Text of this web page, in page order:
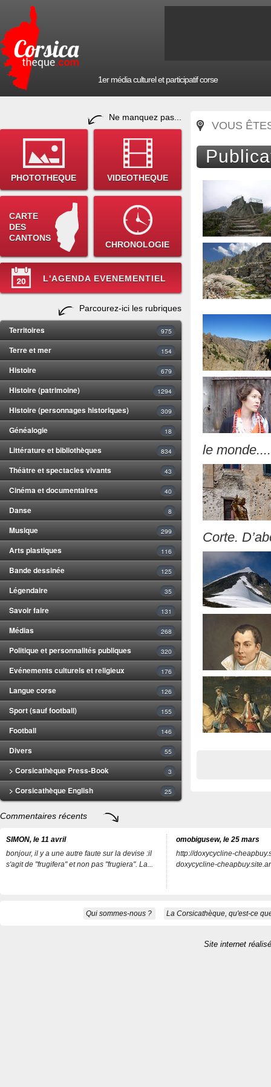
1er média culturel et participatif corse
Ne manquez pas...
PHOTOTHEQUE VIDEOTHEQUE
CARTE
DES
CANTONS
CHRONOLOGIE
L'AGENDA EVENEMENTIEL
Parcourez-ici les rubriques
Territoires 975
Terre et mer 154
Histoire 679
Histoire (patrimoine) 1294
Histoire (personnages historiques) 309
Généalogie 18
Littérature et bibliothèques 834
Théâtre et spectacles vivants 43
Cinéma et documentaires 40
Danse 8
Musique 299
Arts plastiques 116
Bande dessinée 125
Légendaire 35
Savoir faire 131
Médias 268
Politique et personnalités publiques 320
Evénements culturels et religieux 176
Langue corse 126
Sport (sauf football) 155
Football 146
Divers 55
> Corsicathèque Press-Book 3
> Corsicathèque English 25
VOUS
le monde....
Corte.
Commentaires récents
SIMON, le 11 avril
bonjour, il y a une autre faute sur la devise :il
s'agit de "frugifera" et non pas "frugiera". La...
omobigusew, le 25 mars
http://doxycycline-
doxycycline-
Qui sommes-nous ? La Corsicathèque, qu'est-ce
Site internet